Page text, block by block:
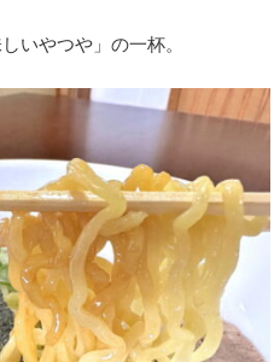
いやつや」の一杯。